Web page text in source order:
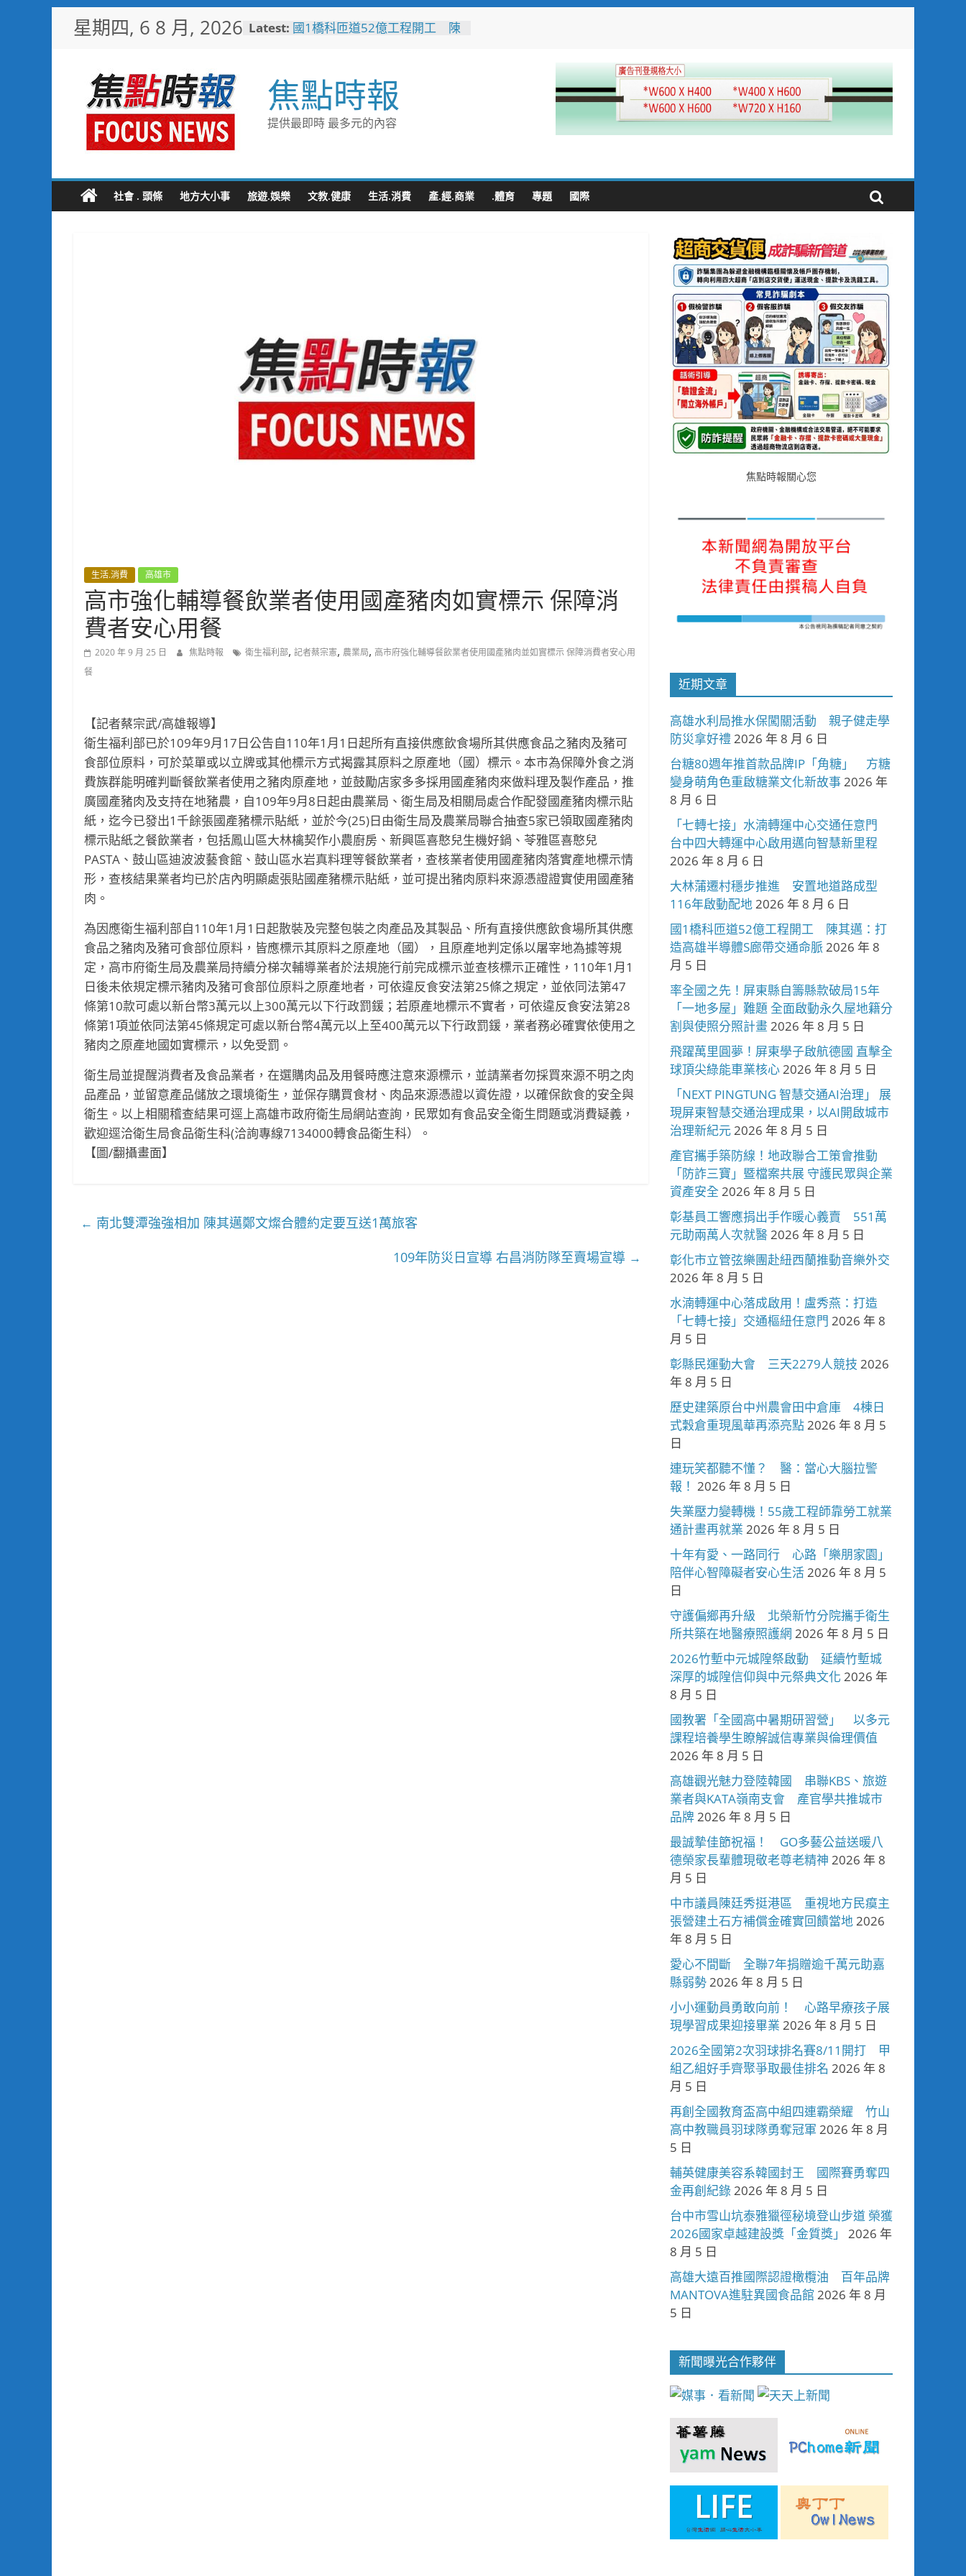
星期四, 6 8 月, 2026 Latest: 國1橋科匝道52億工程開工 陳
子健走學防災拿好禮
台糖80週年推首款品牌IP「角
糖」 方糖變身萌角色重啟糖業
文化新故事
大林蒲遷村穩步推進 安置地道
路成型116年啟動配地
焦點時報
提供最即時 最多元的內容
社會 . 頭條 地方大小事 旅遊.娛樂 文教.健康 生活.消費 產.經.商業 .體育 專題 國際
生活.消費 高雄市
高市強化輔導餐飲業者使用國產豬肉如實標示 保障消
費者安心用餐
2020 年 9 月 25 日 焦點時報 衛生福利部, 記者蔡宗憲, 農業局, 高市府強化輔導餐飲業者使用國產豬肉並如實標示 保障消費者安心用
餐
【記者蔡宗武/高雄報導】
衛生福利部已於109年9月17日公告自110年1月1日起所有直接供應飲食場所其供應食品之豬肉及豬可
食部位原料，可於菜單或以立牌或其他標示方式揭露其原料之原產地（國）標示。本市為保障外食之消
費族群能明確判斷餐飲業者使用之豬肉原產地，並鼓勵店家多多採用國產豬肉來做料理及製作產品，推
廣國產豬肉及支持在地豬農，自109年9月8日起由農業局、衛生局及相關局處合作配發國產豬肉標示貼
紙，迄今已發出1千餘張國產豬標示貼紙，並於今(25)日由衛生局及農業局聯合抽查5家已領取國產豬肉
標示貼紙之餐飲業者，包括鳳山區大林檎契作小農廚房、新興區喜憨兒生機好鍋、苓雅區喜憨兒
PASTA、鼓山區迪波波藝食館、鼓山區水岩真料理等餐飲業者，查核業者使用國產豬肉落實產地標示情
形，查核結果業者均已於店內明顯處張貼國產豬標示貼紙，並可提出豬肉原料來源憑證證實使用國產豬
肉。
為因應衛生福利部自110年1月1日起散裝及完整包裝之肉產品及其製品、所有直接供應飲食場所其供應
食品之豬肉及豬可食部位原料，皆應標示其原料之原產地（國），且原產地判定係以屠宰地為據等規
定，高市府衛生局及農業局持續分梯次輔導業者於法規施行前完成標示並查核標示正確性，110年1月1
日後未依規定標示豬肉及豬可食部位原料之原產地者，可依違反食安法第25條之規定，並依同法第47
條第10款可處以新台幣3萬元以上300萬元以下行政罰鍰；若原產地標示不實者，可依違反食安法第28
條第1項並依同法第45條規定可處以新台幣4萬元以上至400萬元以下行政罰鍰，業者務必確實依使用之
豬肉之原產地國如實標示，以免受罰。
衛生局並提醒消費者及食品業者，在選購肉品及用餐時應注意來源標示，並請業者勿採買來源不明之肉
品產品，並留意產品儲放之環境衛生，並保存購買食材、肉品來源憑證以資佐證，以確保飲食的安全與
衛生。以上相關稽查結果可逕上高雄市政府衛生局網站查詢，民眾如有食品安全衛生問題或消費疑義，
歡迎逕洽衛生局食品衛生科(洽詢專線7134000轉食品衛生科）。
【圖/翻攝畫面】
← 南北雙潭強強相加 陳其邁鄭文燦合體約定要互送1萬旅客
109年防災日宣導 右昌消防隊至賣場宣導 →
焦點時報關心您
近期文章
高雄水利局推水保闖關活動 親子健走學
防災拿好禮2026 年 8 月 6 日
台糖80週年推首款品牌IP「角糖」 方糖
變身萌角色重啟糖業文化新故事2026 年
8 月 6 日
「七轉七接」水湳轉運中心交通任意門
台中四大轉運中心啟用邁向智慧新里程
2026 年 8 月 6 日
大林蒲遷村穩步推進 安置地道路成型
116年啟動配地2026 年 8 月 6 日
國1橋科匝道52億工程開工 陳其邁：打
造高雄半導體S廊帶交通命脈2026 年 8
月 5 日
率全國之先！屏東縣自籌縣款破局15年
「一地多屋」難題 全面啟動永久屋地籍分
割與使照分照計畫2026 年 8 月 5 日
飛躍萬里圓夢！屏東學子啟航德國 直擊全
球頂尖綠能車業核心2026 年 8 月 5 日
「NEXT PINGTUNG 智慧交通AI治理」 展
現屏東智慧交通治理成果，以AI開啟城市
治理新紀元2026 年 8 月 5 日
產官攜手築防線！地政聯合工策會推動
「防詐三寶」暨檔案共展 守護民眾與企業
資產安全 2026 年 8 月 5 日
彰基員工響應捐出手作暖心義賣 551萬
元助兩萬人次就醫2026 年 8 月 5 日
彰化市立管弦樂團赴紐西蘭推動音樂外交
2026 年 8 月 5 日
水湳轉運中心落成啟用！盧秀燕：打造
「七轉七接」交通樞紐任意門 2026 年 8
月 5 日
彰縣民運動大會 三天2279人競技 2026
年 8 月 5 日
歷史建築原台中州農會田中倉庫 4棟日
式穀倉重現風華再添亮點2026 年 8 月 5
日
連玩笑都聽不懂？ 醫：當心大腦拉警
報！ 2026 年 8 月 5 日
失業壓力變轉機！55歲工程師靠勞工就業
通計畫再就業 2026 年 8 月 5 日
十年有愛、一路同行 心路「樂朋家園」
陪伴心智障礙者安心生活2026 年 8 月 5
日
守護偏鄉再升級 北榮新竹分院攜手衛生
所共築在地醫療照護網 2026 年 8 月 5 日
2026竹塹中元城隍祭啟動 延續竹塹城
深厚的城隍信仰與中元祭典文化 2026 年
8 月 5 日
國教署「全國高中暑期研習營」 以多元
課程培養學生瞭解誠信專業與倫理價值
2026 年 8 月 5 日
高雄觀光魅力登陸韓國 串聯KBS、旅遊
業者與KATA嶺南支會 產官學共推城市
品牌2026 年 8 月 5 日
最誠摯佳節祝福！ GO多藝公益送暖八
德榮家長輩體現敬老尊老精神 2026 年 8
月 5 日
中市議員陳廷秀挺港區 重視地方民瘼主
張營建土石方補償金確實回饋當地2026
年 8 月 5 日
愛心不間斷 全聯7年捐贈逾千萬元助嘉
縣弱勢2026 年 8 月 5 日
小小運動員勇敢向前！ 心路早療孩子展
現學習成果迎接畢業 2026 年 8 月 5 日
2026全國第2次羽球排名賽8/11開打 甲
組乙組好手齊聚爭取最佳排名 2026 年 8
月 5 日
再創全國教育盃高中組四連霸榮耀 竹山
高中教職員羽球隊勇奪冠軍 2026 年 8 月
5 日
輔英健康美容系韓國封王 國際賽勇奪四
金再創紀錄2026 年 8 月 5 日
台中市雪山坑泰雅獵徑秘境登山步道 榮獲
2026國家卓越建設獎「金質獎」
2026 年
8 月 5 日
高雄大遠百推國際認證橄欖油 百年品牌
MANTOVA進駐異國食品館 2026 年 8 月
5 日
新聞曝光合作夥伴